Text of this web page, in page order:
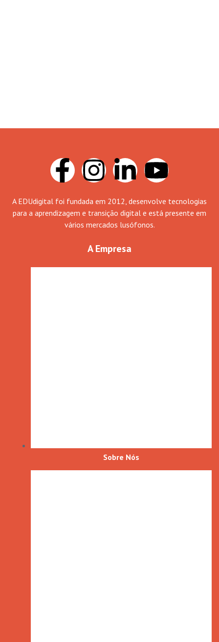
A EDUdigital foi fundada em 2012, desenvolve tecnologias
para a aprendizagem e transição digital e está presente em
vários mercados lusófonos.
A Empresa
Sobre Nós